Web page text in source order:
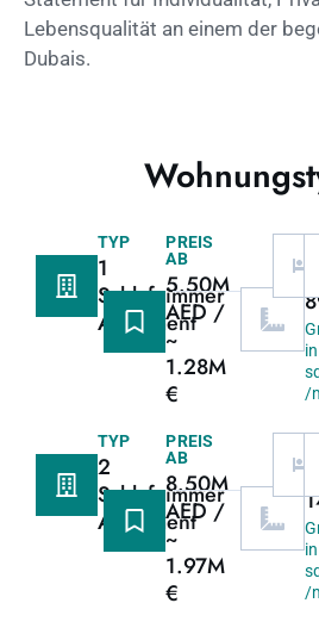
Lebensqualität an einem der
Dubais.
TYP
1
Schlafzimmer
Apartment
PREIS
AB
5.50M
AED /
~
1.28M
€
in
/
TYP
2
Schlafzimmer
Apartment
PREIS
AB
8.50M
AED /
~
1.97M
€
in
/